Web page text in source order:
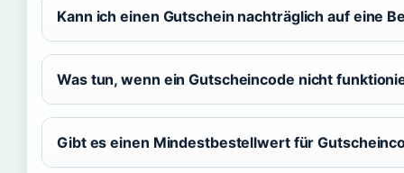
Kann ich einen Gutschein nachträglich auf eine
Was tun, wenn ein Gutscheincode nicht
Gibt es einen Mindestbestellwert für